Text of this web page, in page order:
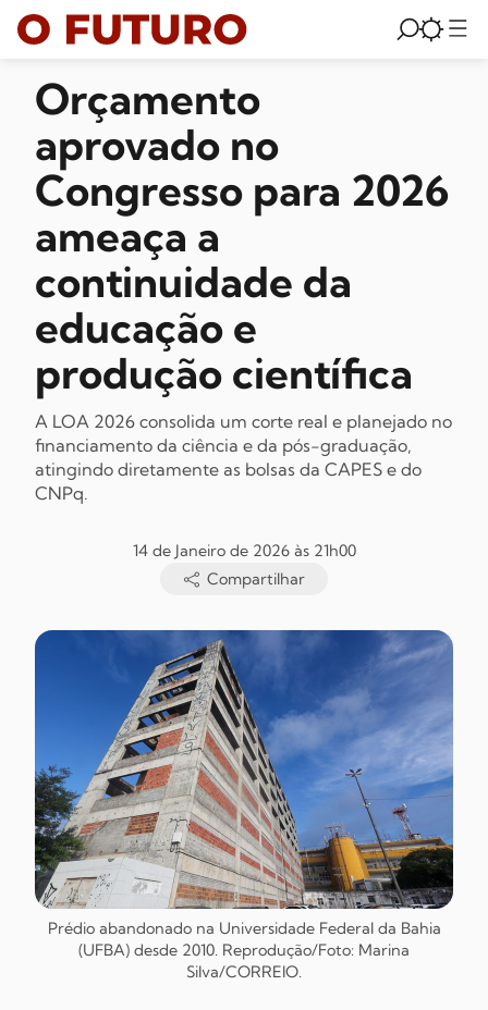
Orçamento
aprovado no
Congresso para 2026
ameaça a
continuidade da
educação e
produção científica
A LOA 2026 consolida um corte real e planejado no
financiamento da ciência e da pós-graduação,
atingindo diretamente as bolsas da CAPES e do
CNPq.
14 de Janeiro de 2026 às 21h00
Compartilhar
Prédio abandonado na Universidade Federal da Bahia
(UFBA) desde 2010. Reprodução/Foto: Marina
Silva/CORREIO.